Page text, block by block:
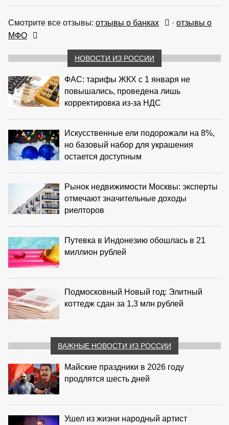
Смотрите все отзывы: отзывы о банках · отзывы о
МФО
НОВОСТИ ИЗ РОССИИ
ФАС: тарифы ЖКХ с 1 января не
повышались, проведена лишь
корректировка из‑за НДС
Искусственные ели подорожали на 8%,
но базовый набор для украшения
остается доступным
Рынок недвижимости Москвы: эксперты
отмечают значительные доходы
риелторов
Путевка в Индонезию обошлась в 21
миллион рублей
Подмосковный Новый год: Элитный
коттедж сдан за 1,3 млн рублей
ВАЖНЫЕ НОВОСТИ ИЗ РОССИИ
Майские праздники в 2026 году
продлятся шесть дней
Ушел из жизни народный артист